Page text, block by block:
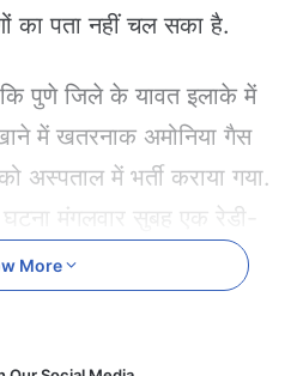
का पता नहीं चल सका है.
कि पुणे जिले के यावत इलाके में
में खतरनाक अमोनिया गैस
अस्पताल में भर्ती कराया गया.
मंगलवार सुबह एक रेडी-
हुई. अस्पताल में भर्ती लोगों में
और निगरानी के लिए
More